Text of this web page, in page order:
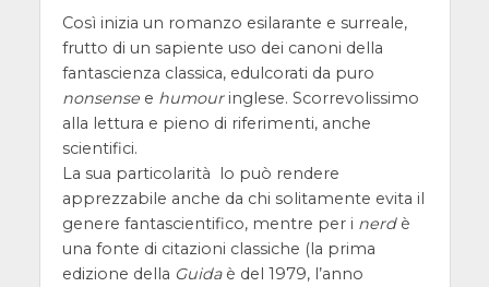
Così inizia un romanzo esilarante e surreale,
frutto di un sapiente uso dei canoni della
fantascienza classica, edulcorati da puro
nonsensee humouringlese. Scorrevolissimo
alla lettura e pieno di riferimenti, anche
scientifici.
La sua particolarità lo può rendere
apprezzabile anche da chi solitamente evita il
genere fantascientifico, mentre per i nerdè
una fonte di citazioni classiche (la prima
edizione della Guidaè del 1979, l’anno